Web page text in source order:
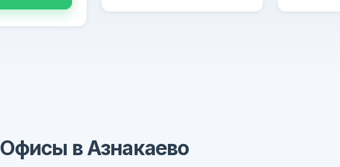
Офисы в Азнакаево